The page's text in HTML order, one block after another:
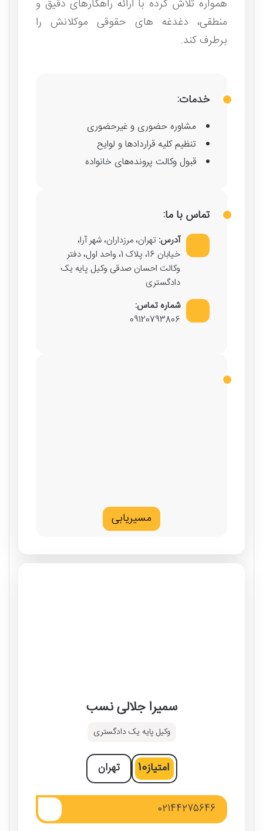
همواره تلاش کرده با ارائه راهکارهای دقیق و
منطقی، دغدغه‌ های حقوقی موکلانش را
برطرف کند.
خدمات:
مشاوره حضوری و غیرحضوری
تنظیم کلیه قراردادها و لوایح
قبول وکالت پرونده‌های خانواده
تماس با ما:
آدرس: تهران، مرزداران، شهر آرا،
خیابان 16، پلاک 1، واحد اول، دفتر
وکالت احسان صدقی وکیل پایه یک
دادگستری
شماره تماس:
09120793806
مسیریابی
سمیرا جلالی نسب
وکیل پایه یک دادگستری
امتیاز10 تهران
02144275646